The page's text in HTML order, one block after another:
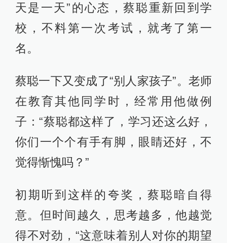
天是一天”的心态，蔡聪重新回到学
校，不料第一次考试，就考了第一
名。
蔡聪一下又变成了“别人家孩子”。老师
在教育其他同学时，经常用他做例
子：“蔡聪都这样了，学习还这么好，
你们一个个有手有脚，眼睛还好，不
觉得惭愧吗？”
初期听到这样的夸奖，蔡聪暗自得
意。但时间越久，思考越多，他越觉
得不对劲，“这意味着别人对你的期望